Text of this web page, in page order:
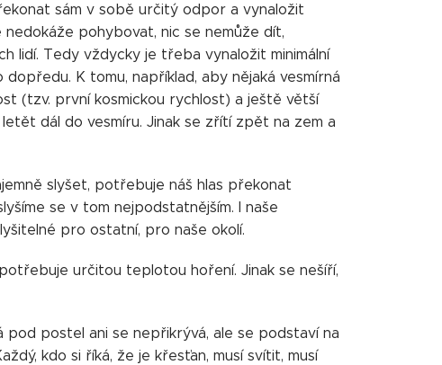
sám v sobě určitý odpor a vynaložit
pohybovat, nic se nemůže dít,
lidí. Tedy vždycky je třeba vynaložit minimální
K tomu, například, aby nějaká vesmírná
(tzv. první kosmickou rychlost) a ještě větší
dál do vesmíru. Jinak se zřítí zpět na zem a
slyšet, potřebuje náš hlas překonat
se v tom nejpodstatnějším. I naše
pro ostatní, pro naše okolí.
určitou teplotou hoření. Jinak se nešíří,
postel ani se nepřikrývá, ale se podstaví na
kdo si říká, že je křesťan, musí svítit, musí